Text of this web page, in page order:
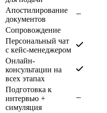
Апостилирование
документов
Сопровождение
Персональный чат
с кейс-менеджером
Онлайн-
консультации на
всех этапах
Подготовка к
интервью +
симуляция